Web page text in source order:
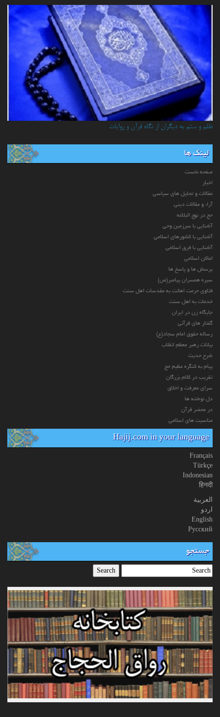
ظلم و ستم به دیگران از نگاه قرآن و روایات
لینک ها
صفحه نخست
اخبار
مقالات و تحلیل های سیاسی
آراء و مقالات دینی
حج در نهج البلاغه
آشنایی با سرزمین وحی
آشنایی با کشورهای اسلامی
آشنایی با فرق اسلامی
اماکن اسلامی
پرسش ها و پاسخ ها
سیره همسران پیامبر(ص)
فتاوی حرمت اهانت به مقدسات اهل سنت
خدمات به اهل سنت
جایگاه زن در ایران
گفتار های قرآنی
رساله حقوق امام سجاد(ع)
بیانات رهبر معظم انقلاب
شرح حدیث
پیام به کنگره عظیم حج
تقریب در کلام بزرگان
سرای معرفت و اخلاق
دل نوشته ها
در محضر قرآن
مناسبت های اسلامی
Hajij.com in your language
Français
Türkçe
Indonesian
हिनदी
العربیة
اردو
English
Русский
جستجو